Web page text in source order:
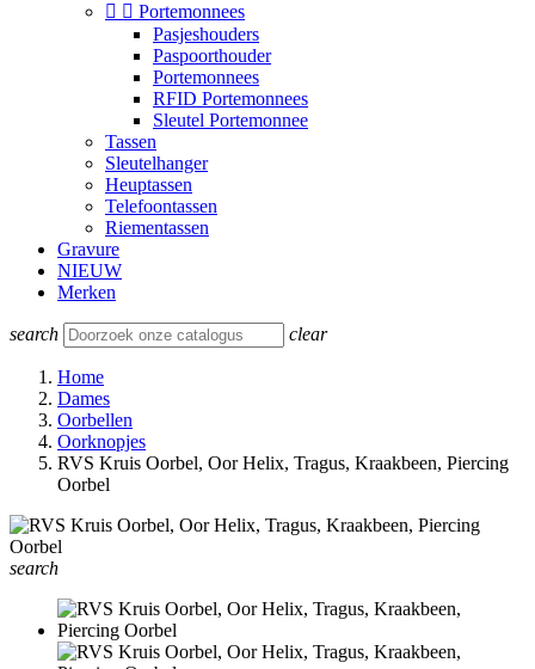
  Portemonnees
Pasjeshouders
Paspoorthouder
Portemonnees
RFID Portemonnees
Sleutel Portemonnee
Tassen
Sleutelhanger
Heuptassen
Telefoontassen
Riementassen
Gravure
NIEUW
Merken
search clear
Home
Dames
Oorbellen
Oorknopjes
RVS Kruis Oorbel, Oor Helix, Tragus, Kraakbeen, Piercing
Oorbel
search